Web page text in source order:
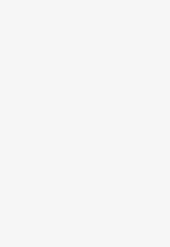
- Service